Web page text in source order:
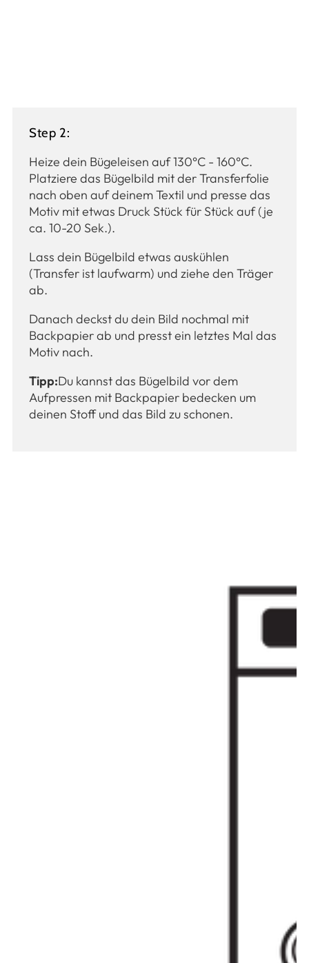
Step 2:
Heize dein Bügeleisen auf 130°C - 160°C.
Platziere das Bügelbild mit der Transferfolie
nach oben auf deinem Textil und presse das
Motiv mit etwas Druck Stück für Stück auf (je
ca. 10-20 Sek.).
Lass dein Bügelbild etwas auskühlen
(Transfer ist laufwarm) und ziehe den Träger
ab.
Danach deckst du dein Bild nochmal mit
Backpapier ab und presst ein letztes Mal das
Motiv nach.
Tipp:Du kannst das Bügelbild vor dem
Aufpressen mit Backpapier bedecken um
deinen Stoff und das Bild zu schonen.